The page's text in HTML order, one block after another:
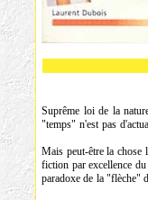
"Suprême loi de la
"temps" n'est pas
Mais peut-être la chose
fiction par excellence
paradoxe de la "flèche"